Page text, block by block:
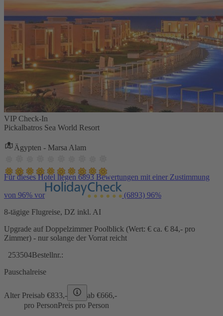
VIP Check-In
Pickalbatros Sea World Resort
Ägypten - Marsa Alam
Für dieses Hotel liegen 6893 Bewertungen mit einer Zustimmung
von 96% vor (6893) 96%
8-tägige Flugreise, DZ inkl. AI
Upgrade auf Doppelzimmer Poolblick (Wert: € ca. € 84,- pro
Zimmer) - nur solange der Vorrat reicht
253504Bestellnr.:
Pauschalreise
Alter Preisab €833,- ab €666,-
pro PersonPreis pro Person